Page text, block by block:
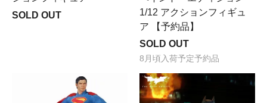
SOLD OUT
1/12 アクションフィギュ
ア 【予約品】
SOLD OUT
8月頃入荷予定予約品